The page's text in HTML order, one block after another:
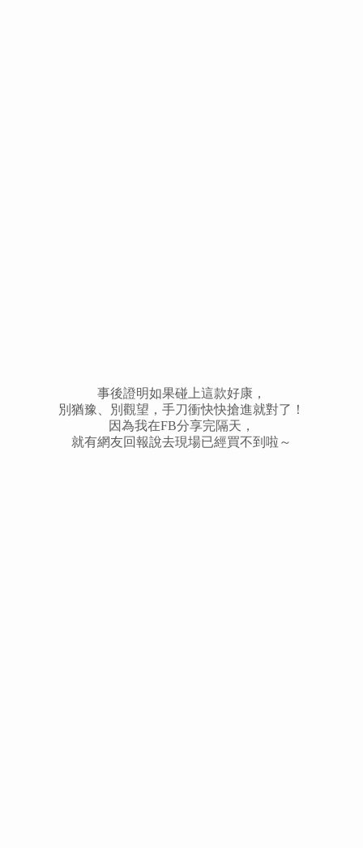
事後證明如果碰上這款好康，
別猶豫、別觀望，手刀衝快快搶進就對了！
因為我在FB分享完隔天，
就有網友回報說去現場已經買不到啦～